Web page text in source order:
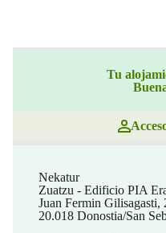
Tu
Nekatur
Zuatzu - Edificio PIA
Juan Fermin
20.018 Donostia/San